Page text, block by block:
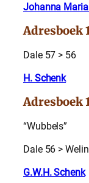
Johanna
Adresboek
Dale 57 > 56
H. Schenk
Adresboek
“Wubbels”
Dale 56 >
G.W.H. Schenk